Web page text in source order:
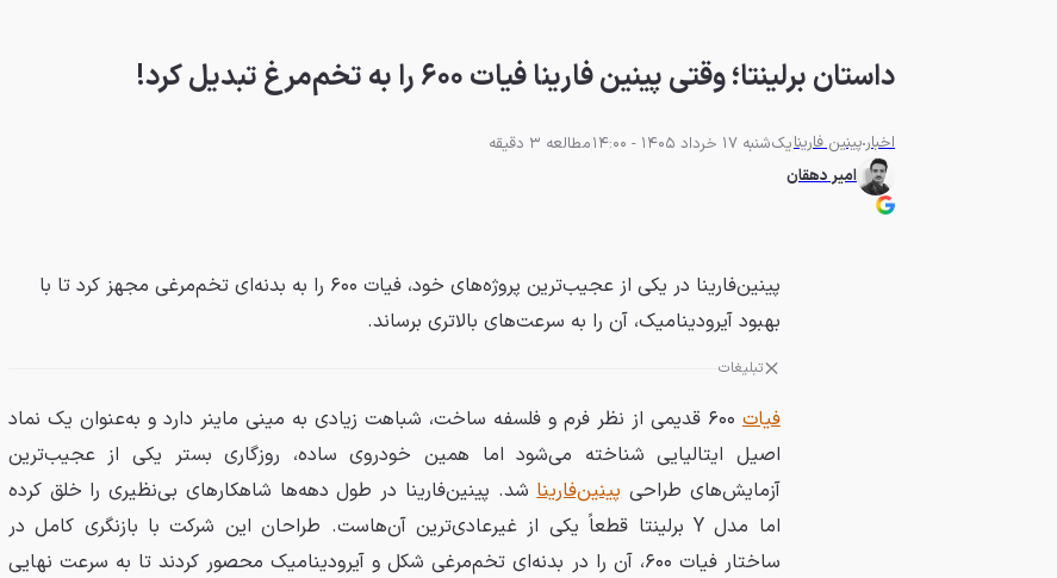
داستان برلینتا؛ وقتی پینین‌ فارینا فیات ۶۰۰ را به تخم‌مرغ تبدیل کرد!
اخبارپینین فارینایک‌شنبه 17 خرداد 1405 - 14:00
مطالعه 3 دقیقه
امیر دهقان
پینین‌فارینا در یکی از عجیب‌ترین پروژه‌های خود، فیات ۶۰۰ را به بدنه‌ای تخم‌مرغی مجهز کرد تا با
بهبود آیرودینامیک، آن را به سرعت‌های بالاتری برساند.
تبلیغات
فیات
۶۰۰ قدیمی از نظر فرم و فلسفه ساخت، شباهت زیادی به مینی ماینر دارد و به‌عنوان یک نماد
اصیل ایتالیایی شناخته می‌شود اما همین خودروی ساده، روزگاری بستر یکی از عجیب‌ترین
آزمایش‌های طراحیپینین‌فاریناشد. پینین‌فارینا در طول دهه‌ها شاهکارهای بی‌نظیری را خلق کرده
اما مدل Y برلینتا قطعاً یکی از غیرعادی‌ترین آن‌هاست. طراحان این شرکت با بازنگری کامل در
ساختار فیات ۶۰۰، آن را در بدنه‌ای تخم‌مرغی ‌شکل و آیرودینامیک محصور کردند تا به سرعت نهایی